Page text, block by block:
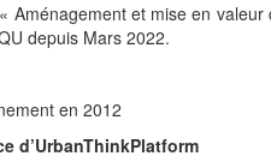
Aménagement et mise en
depuis Mars 2022.
en 2012
d’UrbanThinkPlatform